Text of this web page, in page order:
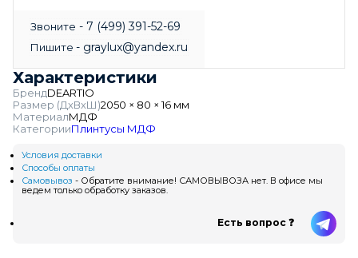
Звоните - 7 (499) 391-52-69
Пишите - graylux@yandex.ru
Характеристики
БрендDEARTIO
Размер (ДхВхШ)2050 × 80 × 16 мм
МатериалМДФ
КатегорииПлинтусы МДФ
Условия доставки
Способы оплаты
Самовывоз - Обратите внимание! САМОВЫВОЗА нет. В офисе мы
ведем только обработку заказов.
Есть вопрос ❓